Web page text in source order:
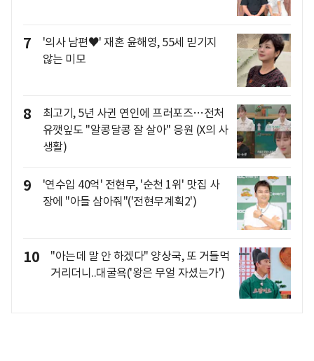
7
'의사 남편♥' 재혼 윤해영, 55세 믿기지
않는 미모
8
최고기, 5년 사귄 연인에 프러포즈…전처
유깻잎도 "알콩달콩 잘 살아" 응원 (X의 사
생활)
9
'연수입 40억' 전현무, '순천 1위' 맛집 사
장에 "아들 삼아줘"('전현무계획2')
10
"아는데 말 안 하겠다" 양상국, 또 거들먹
거리더니..대굴욕('왕은 무얼 자셨는가')